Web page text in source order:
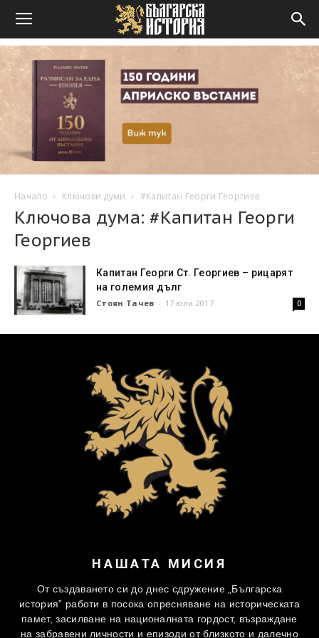
Начало Ключови думи #Капитан Георги Георгиев
Ключова дума: #Капитан Георги
Георгиев
Капитан Георги Ст. Георгиев – рицарят
на големия дълг
Стоян Тачев - 17 юли 2017 0
НАШАТА МИСИЯ
От създаването си до днес сдружение „Българска
история” работи в посока опресняване на историческата
памет, засилване на националната гордост, възраждане
на забравени личности и епизоди от близкото и далечно